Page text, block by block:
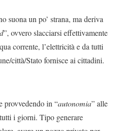
suona un po’ strana, ma deriva
”, ovvero slacciarsi effettivamente
corrente, l’elettricità e da tutti
città/Stato fornisce ai cittadini.
provvedendo in “autonomia” alle
i giorni. Tipo generare